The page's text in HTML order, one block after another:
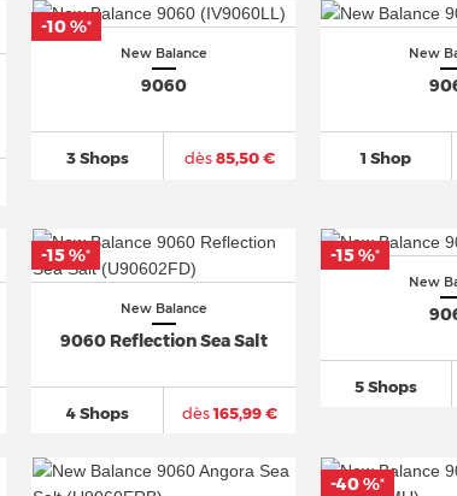
New Balance
9060
3 Shops dès85,50 €
-10 %*
New
1 Shop
New Balance
9060 Reflection Sea Salt
4 Shops dès165,99 €
-15 %*
New
5 Shops
-15 %*
-40 %*